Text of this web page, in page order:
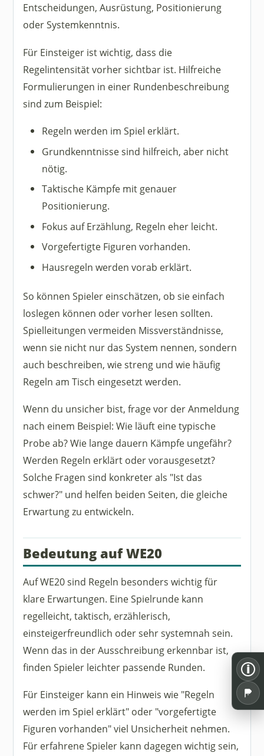
Entscheidungen, Ausrüstung, Positionierung
oder Systemkenntnis.
Für Einsteiger ist wichtig, dass die
Regelintensität vorher sichtbar ist. Hilfreiche
Formulierungen in einer Rundenbeschreibung
sind zum Beispiel:
Regeln werden im Spiel erklärt.
Grundkenntnisse sind hilfreich, aber nicht
nötig.
Taktische Kämpfe mit genauer
Positionierung.
Fokus auf Erzählung, Regeln eher leicht.
Vorgefertigte Figuren vorhanden.
Hausregeln werden vorab erklärt.
So können Spieler einschätzen, ob sie einfach
loslegen können oder vorher lesen sollten.
Spielleitungen vermeiden Missverständnisse,
wenn sie nicht nur das System nennen, sondern
auch beschreiben, wie streng und wie häufig
Regeln am Tisch eingesetzt werden.
Wenn du unsicher bist, frage vor der Anmeldung
nach einem Beispiel: Wie läuft eine typische
Probe ab? Wie lange dauern Kämpfe ungefähr?
Werden Regeln erklärt oder vorausgesetzt?
Solche Fragen sind konkreter als "Ist das
schwer?" und helfen beiden Seiten, die gleiche
Erwartung zu entwickeln.
Bedeutung auf WE20
Auf WE20 sind Regeln besonders wichtig für
klare Erwartungen. Eine Spielrunde kann
regelleicht, taktisch, erzählerisch,
einsteigerfreundlich oder sehr systemnah sein.
Wenn das in der Ausschreibung erkennbar ist,
finden Spieler leichter passende Runden.
Für Einsteiger kann ein Hinweis wie "Regeln
werden im Spiel erklärt" oder "vorgefertigte
Figuren vorhanden" viel Unsicherheit nehmen.
Für erfahrene Spieler kann dagegen wichtig sein,
i